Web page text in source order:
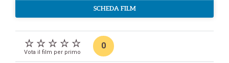
SCHEDA FILM
Vota il film per primo
0